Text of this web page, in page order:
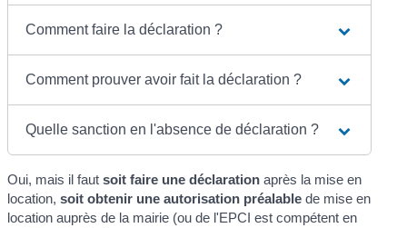
Comment faire la déclaration ?
Comment prouver avoir fait la déclaration ?
Quelle sanction en l'absence de déclaration ?
Oui, mais il fautsoit faire une déclaration après la mise en
location,soit obtenir une autorisation préalable de mise en
location auprès de la mairie (ou de l'EPCI est compétent en